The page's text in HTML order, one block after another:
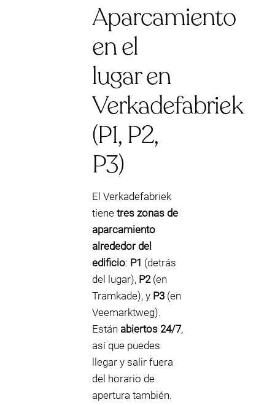
Aparcamiento
en el
lugar en
Verkadefabriek
(P1, P2,
P3)
El Verkadefabriek
tiene tres zonas de
aparcamiento
alrededor del
edificio: P1 (detrás
del lugar), P2(en
Tramkade), y P3 (en
Veemarktweg).
Están abiertos 24/7,
así que puedes
llegar y salir fuera
del horario de
apertura también.